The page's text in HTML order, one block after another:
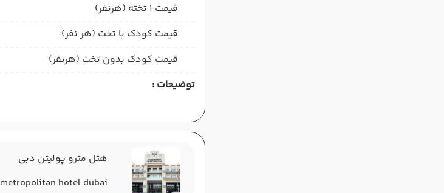
قیمت 1 تخته (هرنفر)
قیمت کودک با تخت (هر نفر)
قیمت کودک بدون تخت (هرنفر)
توضیحات :
هتل مترو پولیتن دبی
metropolitan hotel dubai